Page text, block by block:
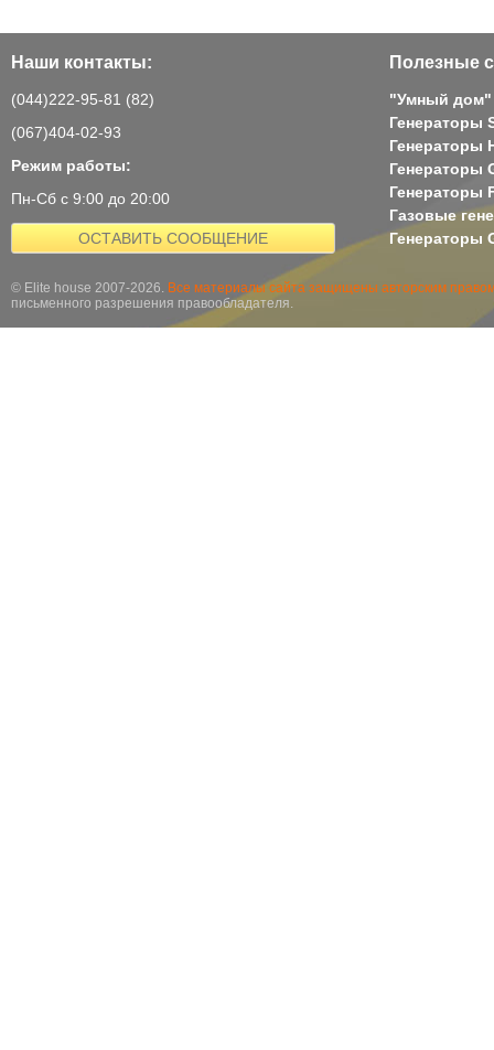
Наши контакты:
(044)222-95-81 (82)
(067)404-02-93
Режим работы:
Пн-Сб с 9:00 до 20:00
ОСТАВИТЬ СООБЩЕНИЕ
Полезные
"Умный дом"
Генераторы
Генераторы
Генераторы
Генераторы
Газовые
Генераторы
© Elite house 2007-2026. Все материалы сайта защищены авторским
письменного разрешения правообладателя.